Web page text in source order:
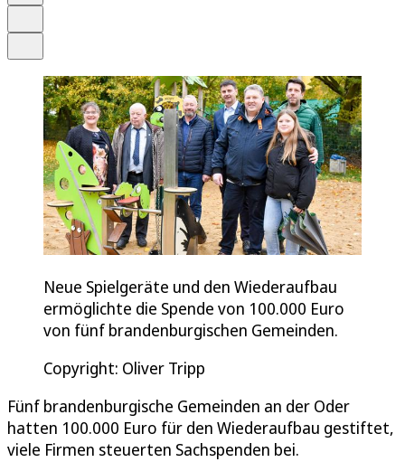
Neue Spielgeräte und den Wiederaufbau
ermöglichte die Spende von 100.000 Euro
von fünf brandenburgischen Gemeinden.
Copyright: Oliver Tripp
Fünf brandenburgische Gemeinden an der Oder
hatten 100.000 Euro für den Wiederaufbau gestiftet,
viele Firmen steuerten Sachspenden bei.